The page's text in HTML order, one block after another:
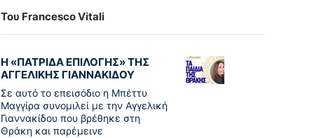
Του Francesco Vitali
Η «ΠΑΤΡΊΔΑ ΕΠΙΛΟΓΉΣ» ΤΗΣ
ΑΓΓΕΛΙΚΉΣ ΓΙΑΝΝΑΚΊΔΟΥ
Σε αυτό το επεισόδιο η Μπέττυ
Μαγγίρα συνομιλεί με την Αγγελική
Γιαννακίδου που βρέθηκε στη
Θράκη και παρέμεινε